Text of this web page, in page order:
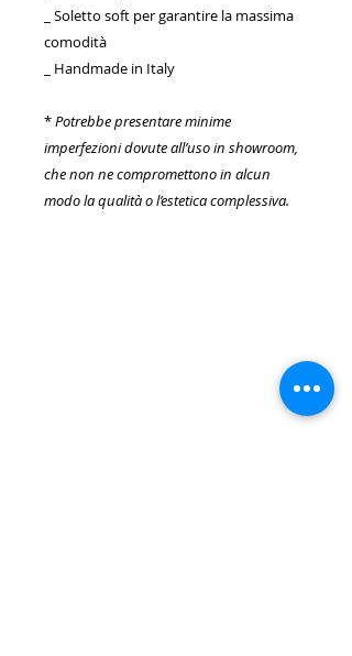
_ Soletto soft per garantire la massima
comodità
_ Handmade in Italy
*Potrebbe presentare minime
imperfezioni dovute all’uso in showroom,
che non ne compromettono in alcun
modo la qualità o l’estetica complessiva.